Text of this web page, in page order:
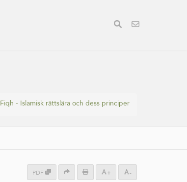
Fiqh - Islamisk rättslära och dess principer
PDF + -